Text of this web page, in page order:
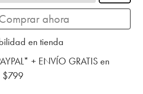
ahora
en tienda
+ ENVÍO GRATIS en
$799